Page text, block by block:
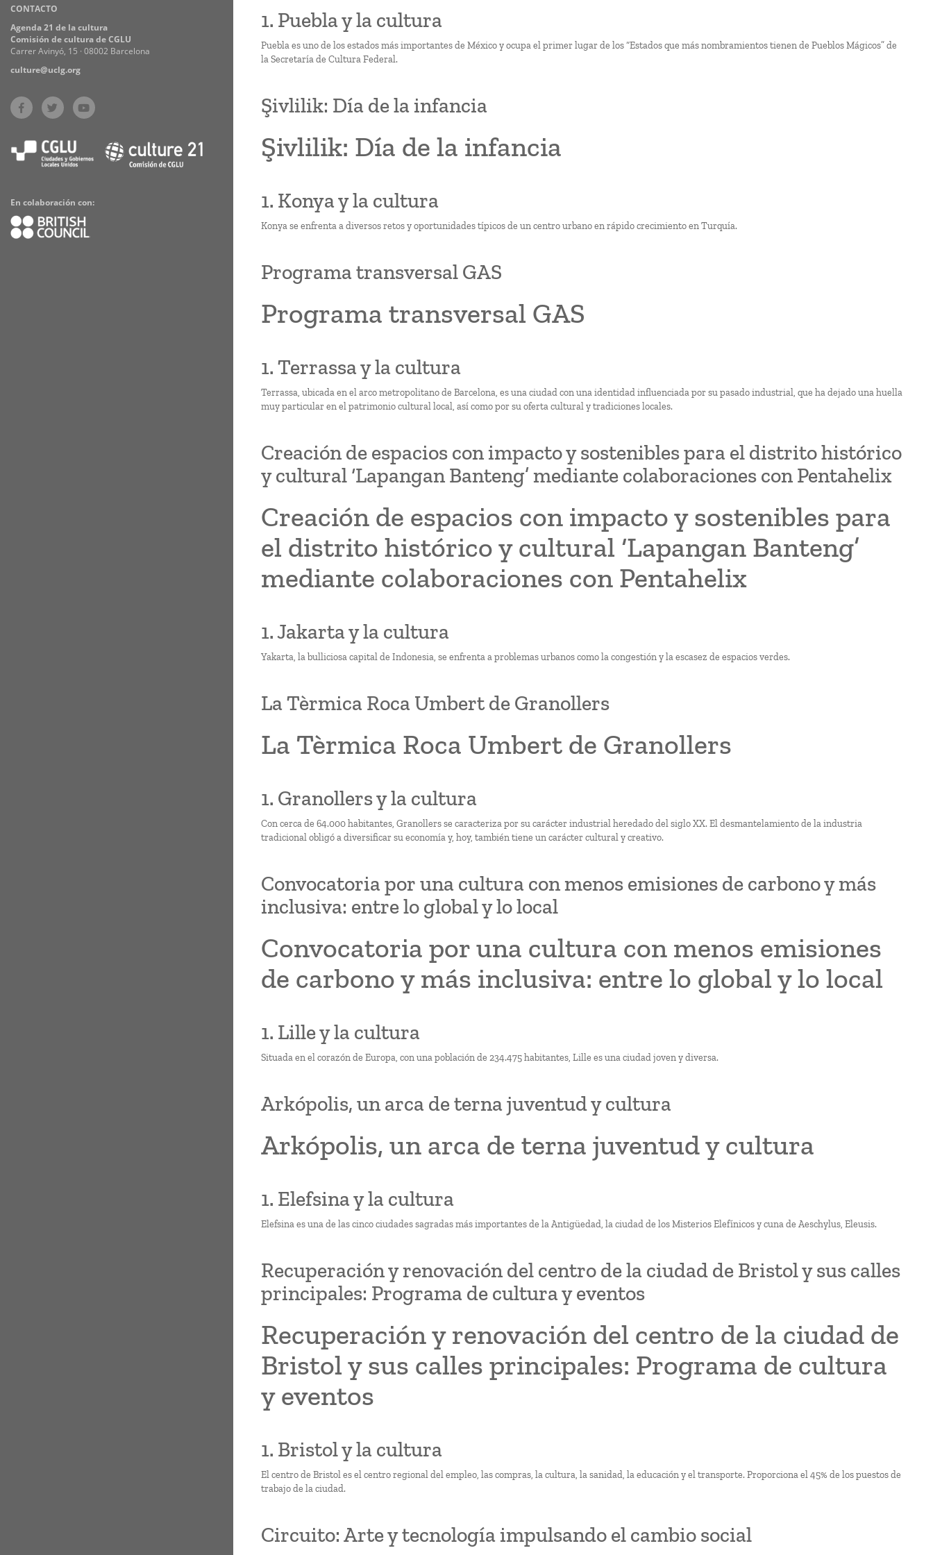
Practices
CONTACTO
Agenda 21 de la cultura
Comisión de cultura de CGLU
Carrer Avinyó, 15 · 08002 Barcelona
culture@uclg.org
En colaboración con:
1. Puebla y la cultura
Puebla es uno de los estados más importantes de México y ocupa el primer lugar de los “Estados que más nombramientos tienen de Pueblos Mágicos” de
la Secretaría de Cultura Federal.
Şivlilik: Día de la infancia
Şivlilik: Día de la infancia
1. Konya y la cultura
Konya se enfrenta a diversos retos y oportunidades típicos de un centro urbano en rápido crecimiento en Turquía.
Programa transversal GAS
Programa transversal GAS
1. Terrassa y la cultura
Terrassa, ubicada en el arco metropolitano de Barcelona, es una ciudad con una identidad influenciada por su pasado industrial, que ha dejado una huella
muy particular en el patrimonio cultural local, así como por su oferta cultural y tradiciones locales.
Creación de espacios con impacto y sostenibles para el distrito histórico
y cultural ‘Lapangan Banteng’ mediante colaboraciones con Pentahelix
Creación de espacios con impacto y sostenibles para
el distrito histórico y cultural ‘Lapangan Banteng’
mediante colaboraciones con Pentahelix
1. Jakarta y la cultura
Yakarta, la bulliciosa capital de Indonesia, se enfrenta a problemas urbanos como la congestión y la escasez de espacios verdes.
La Tèrmica Roca Umbert de Granollers
La Tèrmica Roca Umbert de Granollers
1. Granollers y la cultura
Con cerca de 64.000 habitantes, Granollers se caracteriza por su carácter industrial heredado del siglo XX. El desmantelamiento de la industria
tradicional obligó a diversificar su economía y, hoy, también tiene un carácter cultural y creativo.
Convocatoria por una cultura con menos emisiones de carbono y más
inclusiva: entre lo global y lo local
Convocatoria por una cultura con menos emisiones
de carbono y más inclusiva: entre lo global y lo local
1. Lille y la cultura
Situada en el corazón de Europa, con una población de 234.475 habitantes, Lille es una ciudad joven y diversa.
Arkópolis, un arca de terna juventud y cultura
Arkópolis, un arca de terna juventud y cultura
1. Elefsina y la cultura
Elefsina es una de las cinco ciudades sagradas más importantes de la Antigüedad, la ciudad de los Misterios Elefínicos y cuna de Aeschylus, Eleusis.
Recuperación y renovación del centro de la ciudad de Bristol y sus calles
principales: Programa de cultura y eventos
Recuperación y renovación del centro de la ciudad de
Bristol y sus calles principales: Programa de cultura
y eventos
1. Bristol y la cultura
El centro de Bristol es el centro regional del empleo, las compras, la cultura, la sanidad, la educación y el transporte. Proporciona el 45% de los puestos de
trabajo de la ciudad.
Circuito: Arte y tecnología impulsando el cambio social